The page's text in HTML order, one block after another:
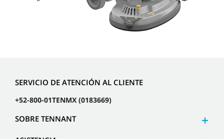
SERVICIO DE ATENCIÓN AL CLIENTE
+52-800-01TENMX (0183669)
SOBRE TENNANT